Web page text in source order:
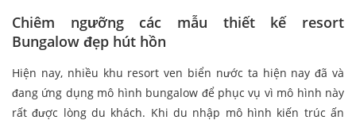
Chiêm ngưỡng các mẫu thiết kế resort
Bungalow đẹp hút hồn
Hiện nay, nhiều khu resort ven biển nước ta hiện nay đã và
đang ứng dụng mô hình bungalow để phục vụ vì mô hình này
rất được lòng du khách. Khi du nhập mô hình kiến trúc ấn